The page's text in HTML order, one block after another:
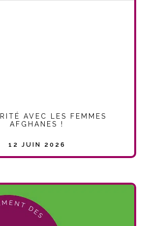
AVEC LES FEMMES
AFGHANES !
12 JUIN 2026